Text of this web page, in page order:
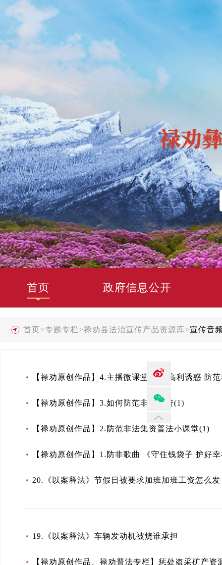
首页 政府信息公开
首页>专题专栏>禄劝县法治宣传产品资源库>宣传音
【禄劝原创作品】4.主播微课堂 拒绝高利诱惑 防
【禄劝原创作品】3.如何防范非法集资(1)
【禄劝原创作品】2.防范非法集资普法小课堂(1)
【禄劝原创作品】1.防非歌曲 《守住钱袋子 护好
20.《以案释法》节假日被要求加班加班工资怎么发
19.《以案释法》车辆发动机被烧谁承担
【禄劝原创作品、禄劝普法专栏】惩处盗采矿产资